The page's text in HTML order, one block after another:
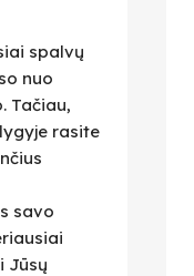
spalvų
nuo
Tačiau,
rasite
savo
Jūsų